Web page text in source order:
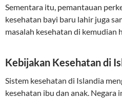
Sementara itu, pemantauan
kesehatan bayi baru lahir juga
masalah kesehatan di kemudian
Kebijakan Kesehatan di
Sistem kesehatan di Islandia
kesehatan ibu dan anak.